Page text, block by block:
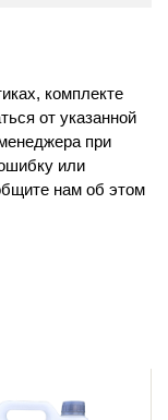
комплекте
от указанной
при
или
нам об этом